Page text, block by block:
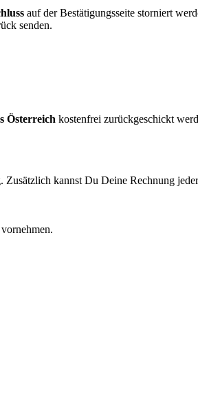
auf der Bestätigungsseite storniert
senden.
Österreich kostenfrei zurückgeschickt
Zusätzlich kannst Du Deine Rechnung